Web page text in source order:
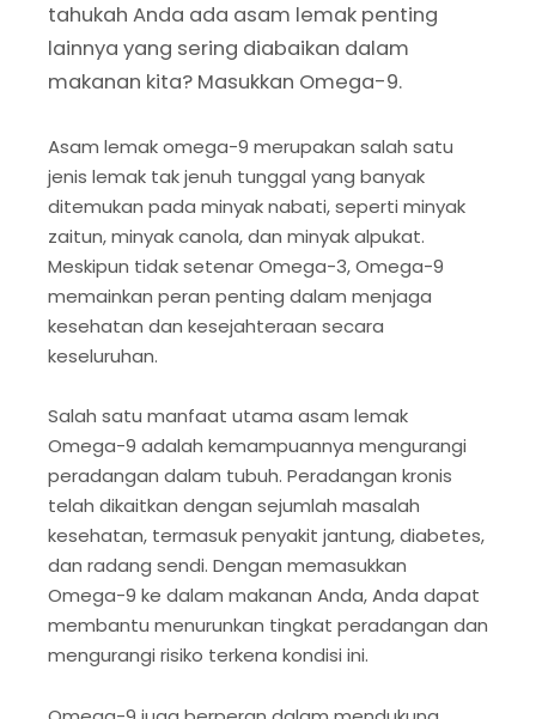
tahukah Anda ada asam lemak penting
lainnya yang sering diabaikan dalam
makanan kita? Masukkan Omega-9.
Asam lemak omega-9 merupakan salah satu
jenis lemak tak jenuh tunggal yang banyak
ditemukan pada minyak nabati, seperti minyak
zaitun, minyak canola, dan minyak alpukat.
Meskipun tidak setenar Omega-3, Omega-9
memainkan peran penting dalam menjaga
kesehatan dan kesejahteraan secara
keseluruhan.
Salah satu manfaat utama asam lemak
Omega-9 adalah kemampuannya mengurangi
peradangan dalam tubuh. Peradangan kronis
telah dikaitkan dengan sejumlah masalah
kesehatan, termasuk penyakit jantung, diabetes,
dan radang sendi. Dengan memasukkan
Omega-9 ke dalam makanan Anda, Anda dapat
membantu menurunkan tingkat peradangan dan
mengurangi risiko terkena kondisi ini.